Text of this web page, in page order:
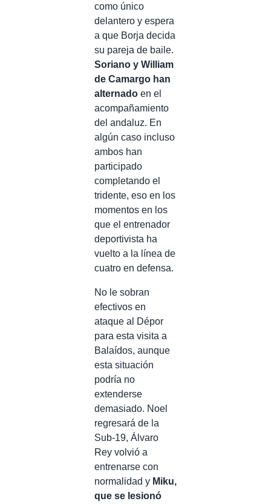
como único
delantero y espera
a que Borja decida
su pareja de baile.
Soriano y William
de Camargo han
alternado en el
acompañamiento
del andaluz. En
algún caso incluso
ambos han
participado
completando el
tridente, eso en los
momentos en los
que el entrenador
deportivista ha
vuelto a la línea de
cuatro en defensa.
No le sobran
efectivos en
ataque al Dépor
para esta visita a
Balaídos, aunque
esta situación
podría no
extenderse
demasiado. Noel
regresará de la
Sub-19, Álvaro
Rey volvió a
entrenarse con
normalidad y Miku,
que se lesionó